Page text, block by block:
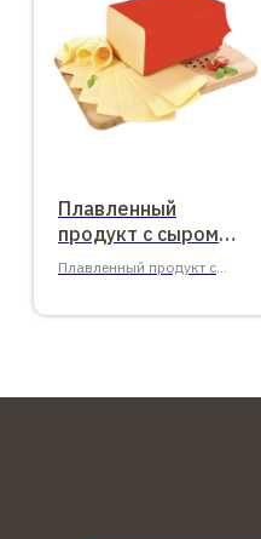
Плавленный
продукт с сыром
ГОЛЛАНД, мдж 45%.
Плавленный продукт с